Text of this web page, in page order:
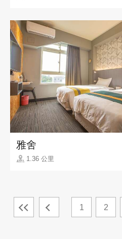
雅舍
1.36 公里
1 2